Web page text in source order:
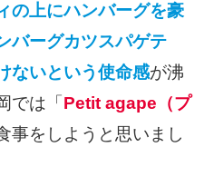
の上にハンバーグを豪
バーグカツスパゲテ
ないという使命感が沸
では「 Petit agape（プ
事をしようと思いまし